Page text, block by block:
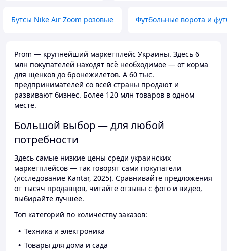
Бутсы Nike Air Zoom розовые Футбольные ворота и
Prom — крупнейший маркетплейс Украины. Здесь 6
млн покупателей находят всё необходимое — от корма
для щенков до бронежилетов. А 60 тыс.
предпринимателей со всей страны продают и
развивают бизнес. Более 120 млн товаров в одном
месте.
Большой выбор — для любой
потребности
Здесь самые низкие цены среди украинских
маркетплейсов — так говорят сами покупатели
(исследование Kantar, 2025). Сравнивайте предложения
от тысяч продавцов, читайте отзывы с фото и видео,
выбирайте лучшее.
Топ категорий по количеству заказов:
Техника и электроника
Товары для дома и сада